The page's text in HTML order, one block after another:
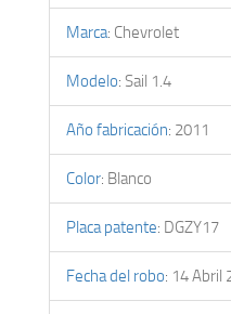
Marca: Chevrolet
Modelo: Sail 1.4
Año fabricación: 2011
Color: Blanco
Placa patente: DGZY17
Fecha del robo: 14 Abril